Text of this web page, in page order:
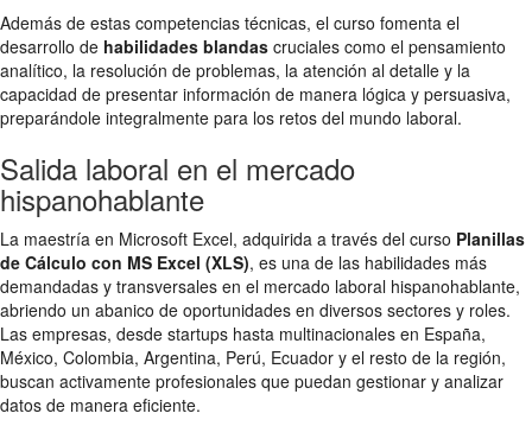
Además de estas competencias técnicas, el curso fomenta el
desarrollo de habilidades blandas cruciales como el pensamiento
analítico, la resolución de problemas, la atención al detalle y la
capacidad de presentar información de manera lógica y persuasiva,
preparándole integralmente para los retos del mundo laboral.
Salida laboral en el mercado
hispanohablante
La maestría en Microsoft Excel, adquirida a través del curso Planillas
de Cálculo con MS Excel (XLS), es una de las habilidades más
demandadas y transversales en el mercado laboral hispanohablante,
abriendo un abanico de oportunidades en diversos sectores y roles.
Las empresas, desde startups hasta multinacionales en España,
México, Colombia, Argentina, Perú, Ecuador y el resto de la región,
buscan activamente profesionales que puedan gestionar y analizar
datos de manera eficiente.